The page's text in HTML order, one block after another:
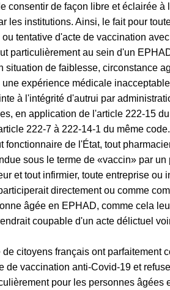
consentir de façon libre et éclairée à
les institutions. Ainsi, le fait pour
ou tentative d'acte de vaccination
particulièrement au sein d'un
situation de faiblesse, circonstance
une expérience médicale
à l'intégrité d'autrui par
en application de l'article 222-15
222-7 à 222-14-1 du même code.
fonctionnaire de l'État, tout
sous le terme de «vaccin» par un
et tout infirmier, toute entreprise ou
directement ou comme
âgée en EPHAD, comme cela
coupable d'un acte délictuel
citoyens français ont parfaitement
de vaccination anti-Covid-19 et
pour les personnes âgées